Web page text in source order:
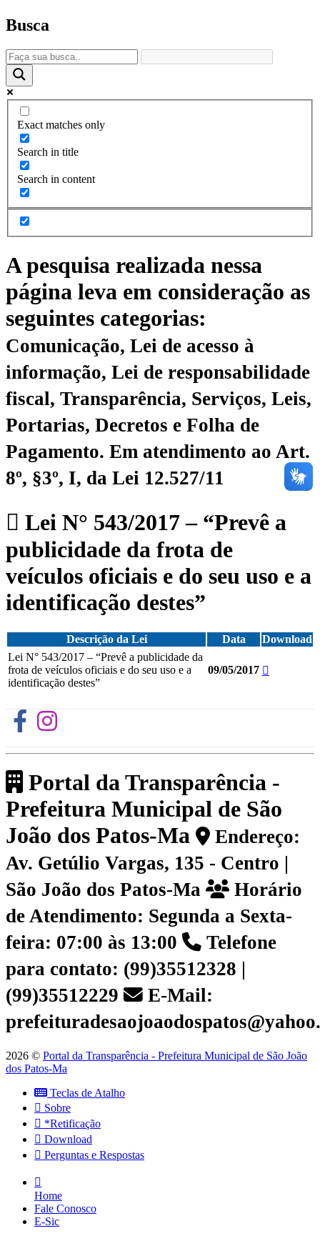
Busca
Exact matches only
Search in title
Search in content
A pesquisa realizada nessa
página leva em consideração as
seguintes categorias:
Comunicação, Lei de acesso à
informação, Lei de responsabilidade
fiscal, Transparência, Serviços, Leis,
Portarias, Decretos e Folha de
Pagamento. Em atendimento ao Art.
8º, §3º, I, da Lei 12.527/11
Lei N° 543/2017 – “Prevê a
publicidade da frota de
veículos oficiais e do seu uso e a
identificação destes”
Descrição da Lei Data
Download
Lei N° 543/2017 – “Prevê a publicidade da
frota de veículos oficiais e do seu uso e a
identificação destes”
09/05/2017
Portal da Transparência -
Prefeitura Municipal de São
João dos Patos-Ma
Endereço:
Av. Getúlio Vargas, 135 - Centro |
São João dos Patos-Ma
Horário
de Atendimento: Segunda a Sexta-
feira: 07:00 às 13:00
Telefone
para contato: (99)35512328 |
(99)35512229
E-Mail:
2026 © Portal da Transparência - Prefeitura Municipal de São João
dos Patos-Ma
Teclas de Atalho
Sobre
*Retificação
Download
Perguntas e Respostas
Home
Fale Conosco
E-Sic